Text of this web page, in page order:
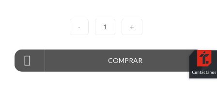
- 1 +
COMPRAR